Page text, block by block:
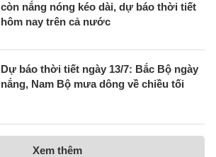
còn nắng nóng kéo dài, dự báo thời tiết
hôm nay trên cả nước
Dự báo thời tiết ngày 13/7: Bắc Bộ ngày
nắng, Nam Bộ mưa dông về chiều tối
Xem thêm